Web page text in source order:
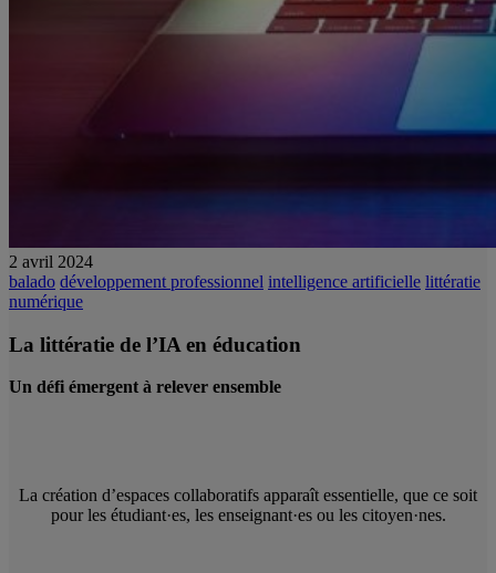
2 avril 2024
balado développement professionnel intelligence artificielle littératie
numérique
La littératie de l’IA en éducation
Un défi émergent à relever ensemble
La création d’espaces collaboratifs apparaît essentielle, que ce soit
pour les étudiant·es, les enseignant·es ou les citoyen·nes.